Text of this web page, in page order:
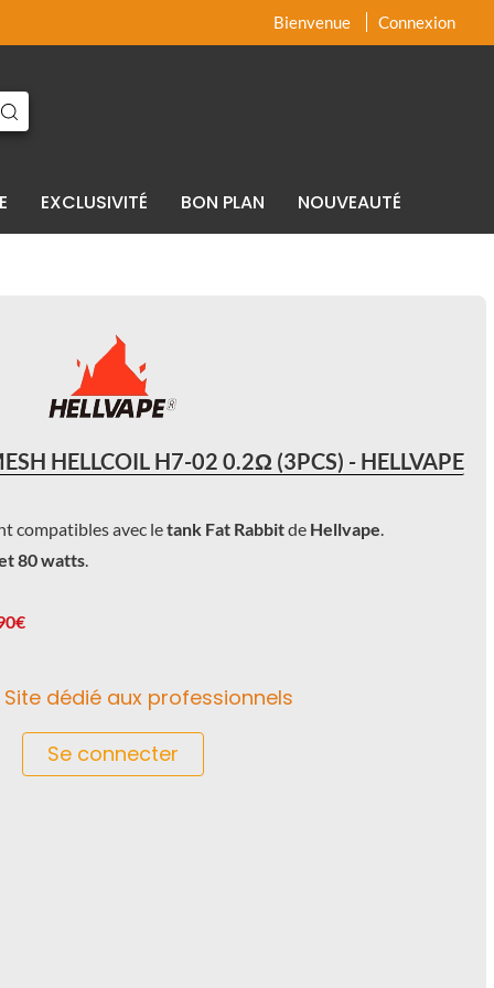
Bienvenue Connexion
EXCLUSIVITÉ BON PLAN NOUVEAUTÉ
HELLCOIL H7-02 0.2Ω (3PCS) - HELLVAPE
compatibles avec letank Fat Rabbitde Hellvape.
80 watts.
Site dédié aux professionnels
Se connecter
xx